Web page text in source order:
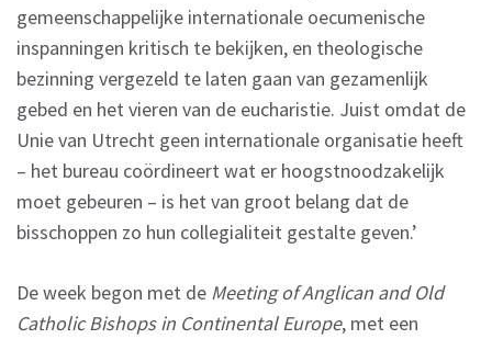
gemeenschappelijke internationale oecumenische
inspanningen kritisch te bekijken, en theologische
bezinning vergezeld te laten gaan van gezamenlijk
gebed en het vieren van de eucharistie. Juist omdat de
Unie van Utrecht geen internationale organisatie heeft
– het bureau coördineert wat er hoogstnoodzakelijk
moet gebeuren – is het van groot belang dat de
bisschoppen zo hun collegialiteit gestalte geven.’
De week begon met de Meeting of Anglican and Old
Catholic Bishops in Continental Europe, met een